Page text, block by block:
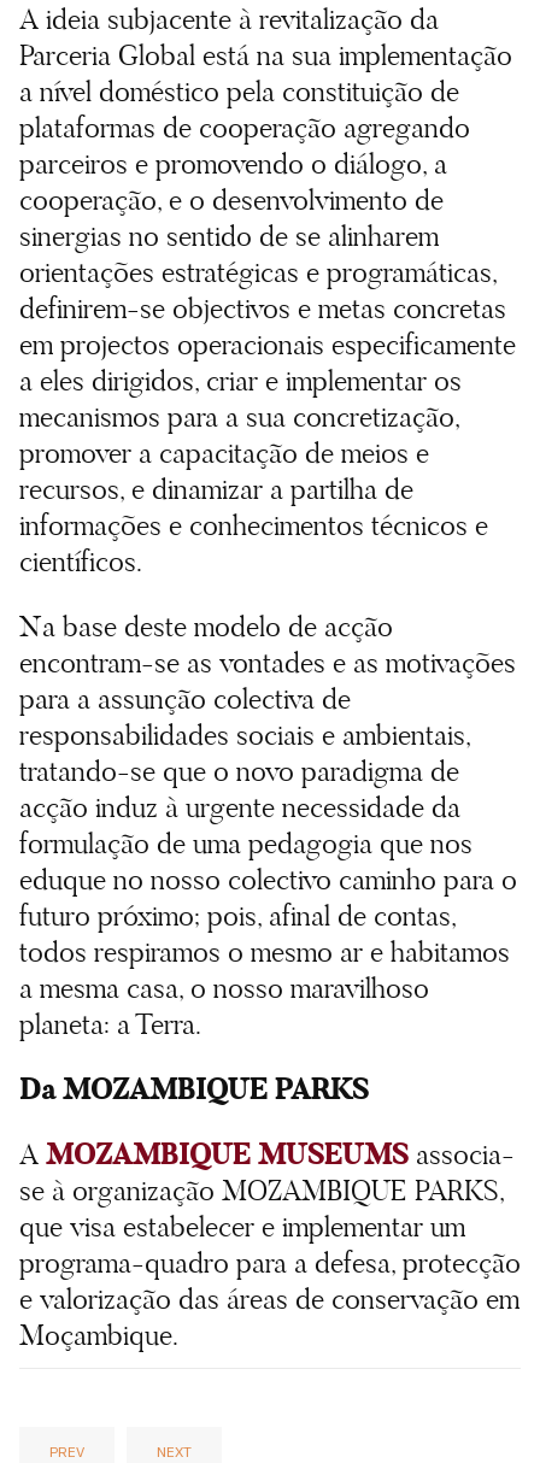
A ideia subjacente à revitalização da
Parceria Global está na sua implementação
a nível doméstico pela constituição de
plataformas de cooperação agregando
parceiros e promovendo o diálogo, a
cooperação, e o desenvolvimento de
sinergias no sentido de se alinharem
orientações estratégicas e programáticas,
definirem-se objectivos e metas concretas
em projectos operacionais especificamente
a eles dirigidos, criar e implementar os
mecanismos para a sua concretização,
promover a capacitação de meios e
recursos, e dinamizar a partilha de
informações e conhecimentos técnicos e
científicos.
Na base deste modelo de acção
encontram-se as vontades e as motivações
para a assunção colectiva de
responsabilidades sociais e ambientais,
tratando-se que o novo paradigma de
acção induz à urgente necessidade da
formulação de uma pedagogia que nos
eduque no nosso colectivo caminho para o
futuro próximo; pois, afinal de contas,
todos respiramos o mesmo ar e habitamos
a mesma casa, o nosso maravilhoso
planeta: a Terra.
Da MOZAMBIQUE PARKS
A MOZAMBIQUE MUSEUMS associa-
se à organização MOZAMBIQUE PARKS,
que visa estabelecer e implementar um
programa-quadro para a defesa, protecção
e valorização das áreas de conservação em
Moçambique.
PREV NEXT